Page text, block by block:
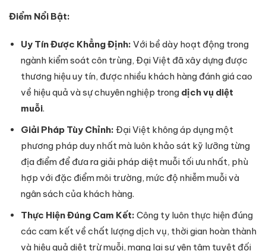
Điểm Nổi Bật:
Uy Tín Được Khẳng Định: Với bề dày hoạt động trong
ngành kiểm soát côn trùng, Đại Việt đã xây dựng được
thương hiệu uy tín, được nhiều khách hàng đánh giá cao
về hiệu quả và sự chuyên nghiệp trong dịch vụ diệt
muỗi.
Giải Pháp Tùy Chỉnh: Đại Việt không áp dụng một
phương pháp duy nhất mà luôn khảo sát kỹ lưỡng từng
địa điểm để đưa ra giải pháp diệt muỗi tối ưu nhất, phù
hợp với đặc điểm môi trường, mức độ nhiễm muỗi và
ngân sách của khách hàng.
Thực Hiện Đúng Cam Kết: Công ty luôn thực hiện đúng
các cam kết về chất lượng dịch vụ, thời gian hoàn thành
và hiệu quả diệt trừ muỗi, mang lại sự yên tâm tuyệt đối